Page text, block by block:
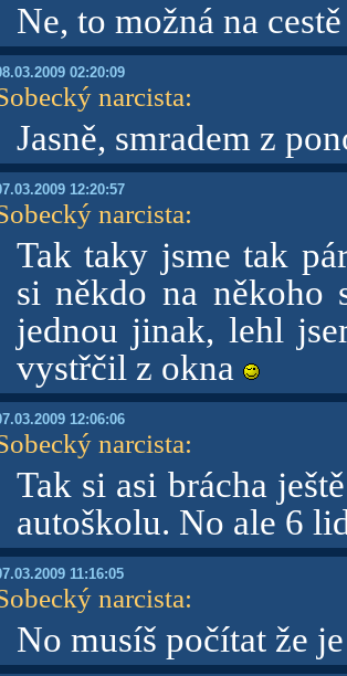
Ne, to možná na
02:20:09
narcista:
Jasně, smradem z
12:20:57
narcista:
Tak taky jsme tak
si někdo na někoho
jednou jinak, lehl
vystřčil z okna
12:06:06
narcista:
Tak si asi brácha
autoškolu. No ale 6
11:16:05
narcista:
No musíš počítat že